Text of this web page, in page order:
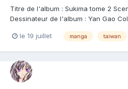
Titre de l'album : Sukima tome 2
Dessinateur de l'album : Yan Gao
Taïwanaise en échange
le 19 juillet manga taiwan